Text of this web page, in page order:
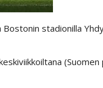
stadionilla
(Suomen